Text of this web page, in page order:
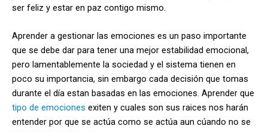
ser feliz y estar en paz contigo mismo.
Aprender a gestionar las emociones es un paso importante
que se debe dar para tener una mejor estabilidad emocional,
pero lamentablemente la sociedad y el sistema tienen en
poco su importancia, sin embargo cada decisión que tomas
durante el día estan basadas en las emociones. Aprender que
tipo de emociones exiten y cuales son sus raices nos harán
entender por que se actúa como se actúa aun cúando no se